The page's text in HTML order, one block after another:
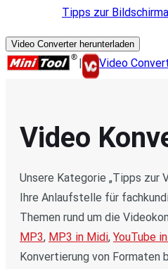
Tipps zur
Video Converter herunterladen
| Video
Video
Unsere Kategorie „Tipps zur
Ihre Anlaufstelle für
Themen rund um die
MP3, MP3 in Midi, YouTube
Konvertierung von Formaten